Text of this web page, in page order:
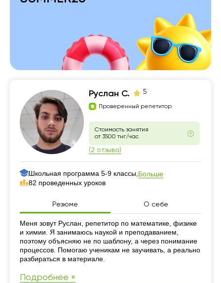
Руслан С. 5
Проверенный репетитор
Стоимость занятия
от 3500 тнг/час
(2 отзыва)
Школьная программа 5-9 классы, Больше
82 проведенных уроков
Резюме О себе
Резюме
Меня зовут Руслан, репетитор по математике, физике
и химии. Я занимаюсь наукой и преподаванием,
поэтому объясняю не по шаблону, а через понимание
процессов. Помогаю ученикам не заучивать, а реально
разбираться в материале.
Подробнее »